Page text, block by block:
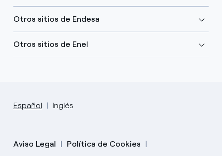
Otros sitios de Endesa
Otros sitios de Enel
Español Inglés
Aviso Legal
Política de Cookies